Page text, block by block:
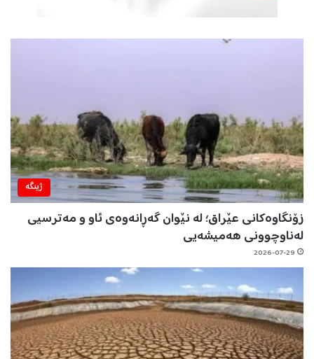
ژینگه‌
زۆنگاوەکانی عێراق؛ لە نێوان گەڕانەوەی ئاو و مەترسیی
لەناوچوونی هەمیشەیی
2026-07-29